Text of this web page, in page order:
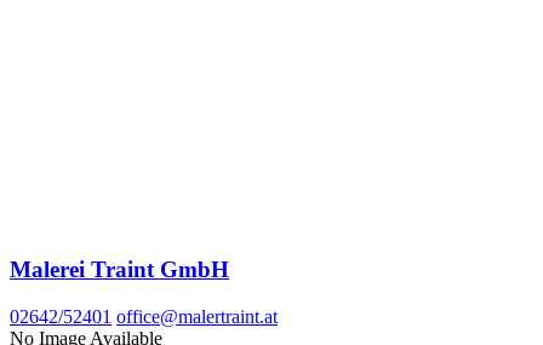
Malerei Traint GmbH
02642/52401 office@malertraint.at
No Image Available